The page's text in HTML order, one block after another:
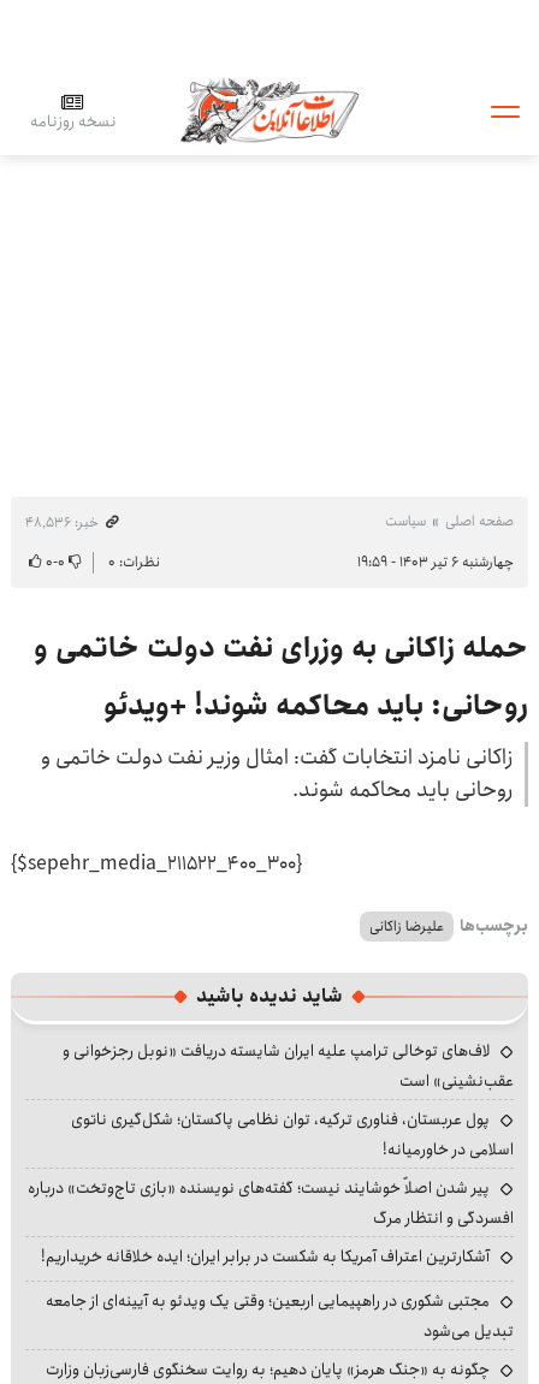
نسخه روزنامه
صفحه اصلی سیاست
خبر: ۴۸٬۵۳۶
چهارشنبه ۶ تیر ۱۴۰۳ - ۱۹:۵۹
نظرات: ۰ ۰-۰
حمله زاکانی به وزرای نفت دولت خاتمی و
روحانی: باید محاکمه شوند! +ویدئو
زاکانی نامزد انتخابات گفت: امثال وزیر نفت دولت خاتمی و
روحانی باید محاکمه شوند.
{$sepehr_media_211522_400_300}
برچسب‌ها علیرضا زاکانی
شاید ندیده باشید
لاف‌های توخالی ترامپ علیه ایران شایسته دریافت «نوبل رجزخوانی و
عقب‌نشینی» است
پول عربستان، فناوری ترکیه، توان نظامی پاکستان؛ شکل‌گیری ناتوی
اسلامی در خاورمیانه!
پیر شدن اصلاً خوشایند نیست؛ گفته‌های نویسنده «بازی تاج‌وتخت» درباره
افسردگی و انتظار مرگ
آشکارترین اعتراف آمریکا به شکست در برابر ایران؛ ایده خلاقانه خریداریم!
مجتبی شکوری در راهپیمایی اربعین؛ وقتی یک ویدئو به آیینه‌ای از جامعه
تبدیل می‌شود
چگونه به «جنگ هرمز» پایان دهیم؛ به روایت سخنگوی فارسی‌زبان وزارت